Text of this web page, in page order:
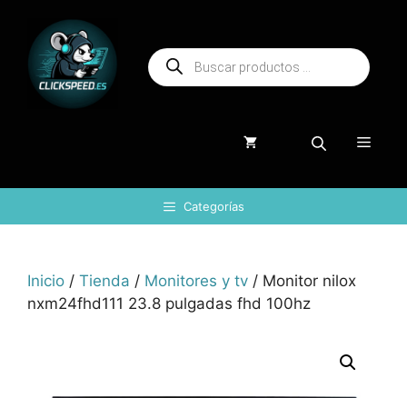
contenido
Búsqueda
de
productos
Menú
Categorías
Inicio / Tienda / Monitores y tv / Monitor nilox
nxm24fhd111 23.8 pulgadas fhd 100hz